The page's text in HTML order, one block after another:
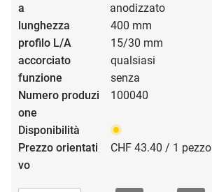
anodizzato
400 mm
15/30 mm
qualsiasi
senza
100040
CHF 43.40 / 1 pezzo